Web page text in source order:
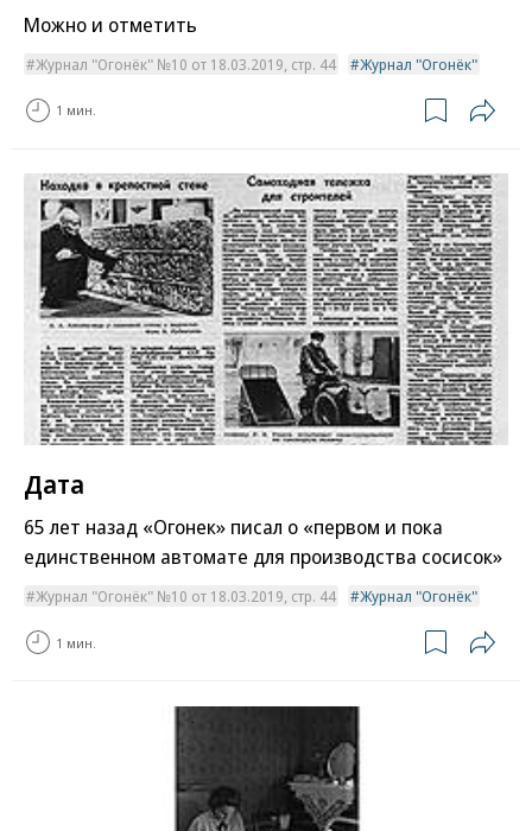
Можно и отметить
Журнал "Огонёк" №10 от 18.03.2019, стр. 44 Журнал "Огонёк"
1 мин.
Дата
65 лет назад «Огонек» писал о «первом и пока
единственном автомате для производства сосисок»
Журнал "Огонёк" №10 от 18.03.2019, стр. 44 Журнал "Огонёк"
1 мин.